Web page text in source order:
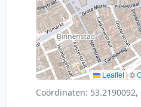
Leaflet | ©
Coördinaten: 53.2190092,